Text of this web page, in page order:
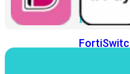
FortiSwitch